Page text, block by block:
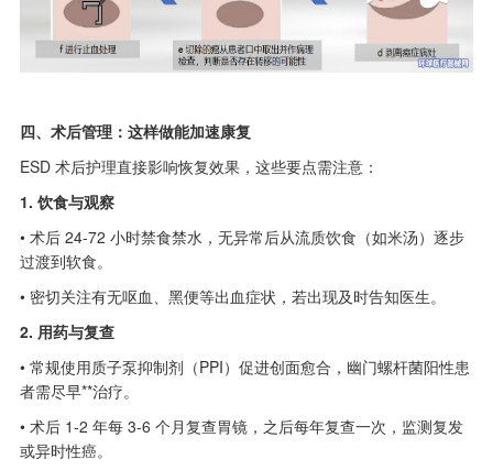
四、术后管理：这样做能加速康复
ESD 术后护理直接影响恢复效果，这些要点需注意：
1. 饮食与观察
• 术后 24-72 小时禁食禁水，无异常后从流质饮食（如米汤）逐步
过渡到软食。
• 密切关注有无呕血、黑便等出血症状，若出现及时告知医生。
2. 用药与复查
• 常规使用质子泵抑制剂（PPI）促进创面愈合，幽门螺杆菌阳性患
者需尽早**治疗。
• 术后 1-2 年每 3-6 个月复查胃镜，之后每年复查一次，监测复发
或异时性癌。